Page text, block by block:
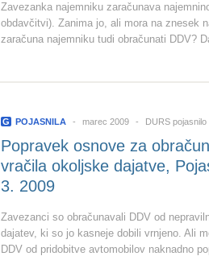
Zavezanka najemniku zaračunava
obdavčitvi). Zanima jo, ali mora na znesek
zaračuna najemniku tudi obračunati DDV?
G POJASNILA marec 2009 DURS pojasnilo
Popravek osnove za
vračila okoljske dajatve,
3. 2009
Zavezanci so obračunavali DDV od
dajatev, ki so jo kasneje dobili vrnjeno. Ali
DDV od pridobitve avtomobilov naknadno